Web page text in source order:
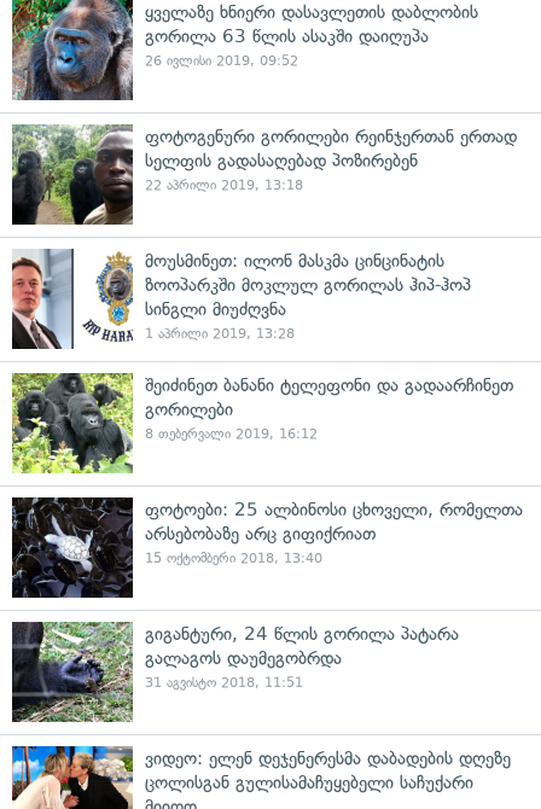
ყველაზე ხნიერი დასავლეთის დაბლობის
გორილა 63 წლის ასაკში დაიღუპა
26 ივლისი 2019, 09:52
ფოტოგენური გორილები რეინჯერთან ერთად
სელფის გადასაღებად პოზირებენ
22 აპრილი 2019, 13:18
მოუსმინეთ: ილონ მასკმა ცინცინატის
ზოოპარკში მოკლულ გორილას ჰიპ-ჰოპ
სინგლი მიუძღვნა
1 აპრილი 2019, 13:28
შეიძინეთ ბანანი ტელეფონი და გადაარჩინეთ
გორილები
8 თებერვალი 2019, 16:12
ფოტოები: 25 ალბინოსი ცხოველი, რომელთა
არსებობაზე არც გიფიქრიათ
15 ოქტომბერი 2018, 13:40
გიგანტური, 24 წლის გორილა პატარა
გალაგოს დაუმეგობრდა
31 აგვისტო 2018, 11:51
ვიდეო: ელენ დეჯენერესმა დაბადების დღეზე
ცოლისგან გულისამაჩუყებელი საჩუქარი